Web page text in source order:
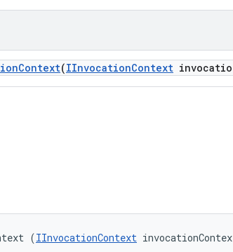
Context(IInvocationContext
(IInvocationContext